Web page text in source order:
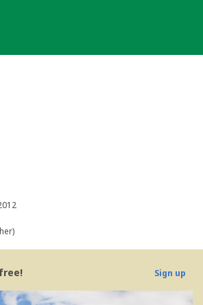
Sign up